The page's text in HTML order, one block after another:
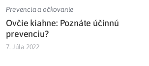
Prevencia a očkovanie
Ovčie kiahne: Poznáte účinnú
prevenciu?
7. Júla 2022